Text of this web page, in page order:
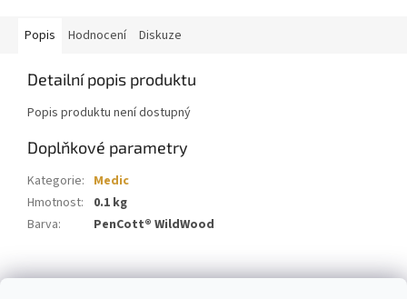
Popis Hodnocení Diskuze
Detailní popis produktu
Popis produktu není dostupný
Doplňkové parametry
Kategorie: Medic
Hmotnost:
0.1 kg
Barva: PenCott® WildWood
Z